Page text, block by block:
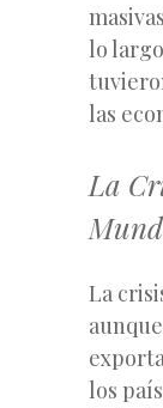
lo
las
La
La
los